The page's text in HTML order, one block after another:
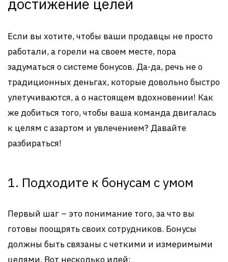
достижение целей
Если вы хотите, чтобы ваши продавцы не просто
работали, а горели на своем месте, пора
задуматься о системе бонусов. Да-да, речь не о
традиционных деньгах, которые довольно быстро
улетучиваются, а о настоящем вдохновении! Как
же добиться того, чтобы ваша команда двигалась
к целям с азартом и увлечением? Давайте
разбираться!
1. Подходите к бонусам с умом
Первый шаг – это понимание того, за что вы
готовы поощрять своих сотрудников. Бонусы
должны быть связаны с четкими и измеримыми
целями. Вот несколько идей: